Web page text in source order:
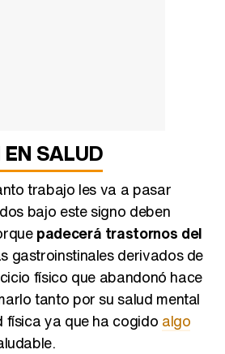
EN SALUD
trabajo les va a pasar
bajo este signo deben
padecerá trastornos del
gastroinstinales derivados de
físico que abandonó hace
tanto por su salud mental
física ya que ha cogido algo